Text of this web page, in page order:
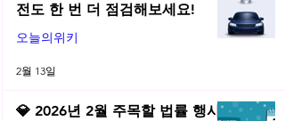
전도 한 번 더 점검해보세요!
오늘의위키
2월 13일
💎 2026년 2월 주목할 법률 행사